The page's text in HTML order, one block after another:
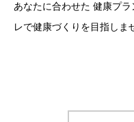
あなたに合わせた 健康プ
レで健康づくりを目指しま